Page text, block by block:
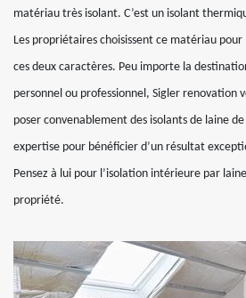
matériau très isolant. C’est un isolant
Les propriétaires choisissent ce matériau
ces deux caractères. Peu importe la
personnel ou professionnel, Sigler renovation
poser convenablement des isolants de laine
expertise pour bénéficier d’un résultat
Pensez à lui pour l’isolation intérieure par
propriété.